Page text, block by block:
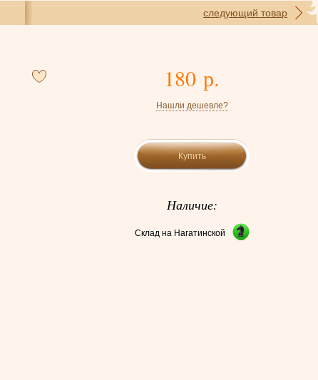
следующий товар
180 р.
Нашли дешевле?
Купить
Наличие:
Склад на Нагатинской